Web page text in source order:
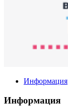
Информация
Информация